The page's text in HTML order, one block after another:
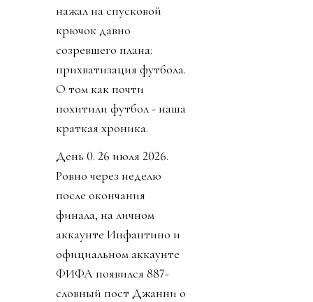
нажал на спусковой
крючок давно
созревшего плана:
прихватизация футбола.
О том как почти
похитили футбол - наша
краткая хроника.
День 0. 26 июля 2026.
Ровно через неделю
после окончания
финала, на личном
аккаунте Инфантино и
официальном аккаунте
ФИФА появился 887-
словный пост Джанни о